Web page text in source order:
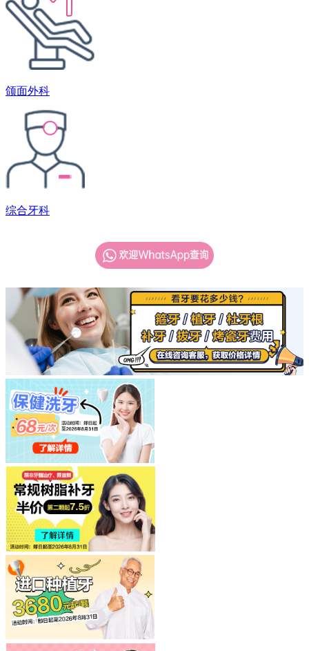
颌面外科
综合牙科